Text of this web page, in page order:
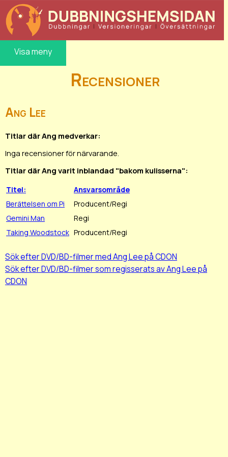
Visa meny
Recensioner
Ang Lee
Titlar där Ang medverkar:
Inga recensioner för närvarande.
Titlar där Ang varit inblandad "bakom kulisserna":
Titel:
Ansvarsområde
Berättelsen om Pi
Producent/Regi
Gemini Man
Regi
Taking Woodstock Producent/Regi
Sök efter DVD/BD-filmer med Ang Lee på CDON
Sök efter DVD/BD-filmer som regisserats av Ang Lee på
CDON